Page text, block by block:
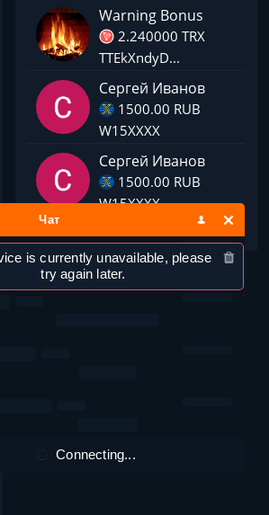
Warning Bonus
2.240000 TRX
TTEkXndyD...
Сергей Иванов
1500.00 RUB
W15XXXX
Сергей Иванов
1500.00 RUB
W15XXXX
Чат
is currently unavailable, please
try again later.
Connecting...